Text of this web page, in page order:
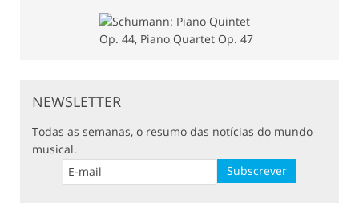
NEWSLETTER
Todas as semanas, o resumo das notícias do mundo
musical.